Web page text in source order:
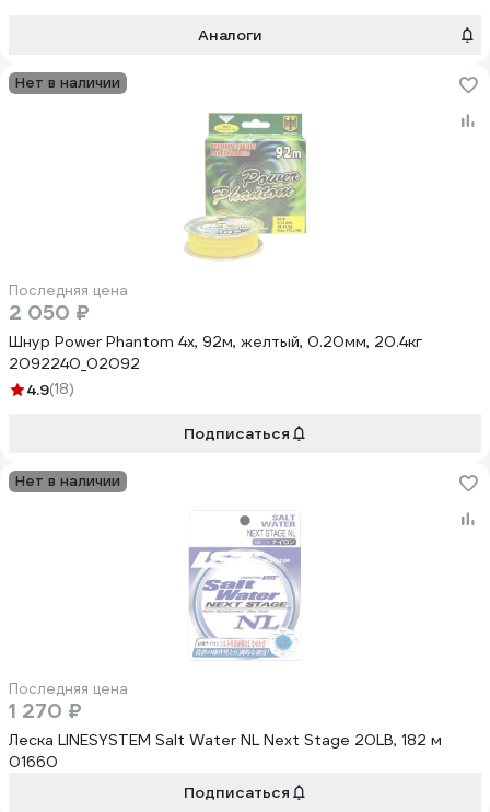
Аналоги
Нет в наличии
Последняя цена
2 050 ₽
Шнур Power Phantom 4x, 92м, желтый, 0.20мм, 20.4кг
2092240_02092
4.9(18)
Подписаться
Нет в наличии
Последняя цена
1 270 ₽
Леска LINESYSTEM Salt Water NL Next Stage 20LB, 182 м
01660
Подписаться